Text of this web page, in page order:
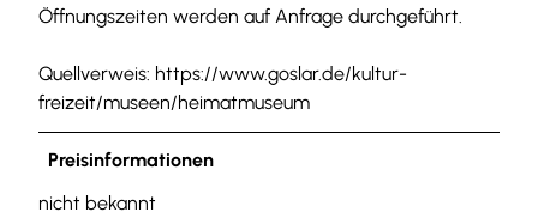
Öffnungszeiten werden auf Anfrage durchgeführt.
Quellverweis: https://www.goslar.de/kultur-
freizeit/museen/heimatmuseum
Preisinformationen
nicht bekannt